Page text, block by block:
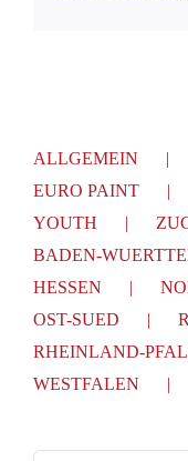
ALLGEMEIN
EURO PAINT
YOUTH
BADEN-
HESSEN
OST-SUED
RHEINLAND-
WESTFALEN